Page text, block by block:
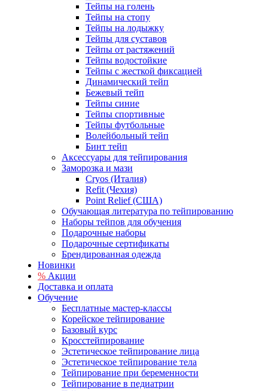
Тейпы на голень
Тейпы на стопу
Тейпы на лодыжку
Тейпы для суставов
Тейпы от растяжений
Тейпы водостойкие
Тейпы с жесткой фиксацией
Динамический тейп
Бежевый тейп
Тейпы синие
Тейпы спортивные
Тейпы футбольные
Волейбольный тейп
Бинт тейп
Аксессуары для тейпирования
Заморозка и мази
Cryos (Италия)
Refit (Чехия)
Point Relief (США)
Обучающая литература по тейпированию
Наборы тейпов для обучения
Подарочные наборы
Подарочные сертификаты
Брендированная одежда
Новинки
% Акции
Доставка и оплата
Обучение
Бесплатные мастер-классы
Корейское тейпирование
Базовый курс
Кросстейпирование
Эстетическое тейпирование лица
Эстетическое тейпирование тела
Тейпирование при беременности
Тейпирование в педиатрии